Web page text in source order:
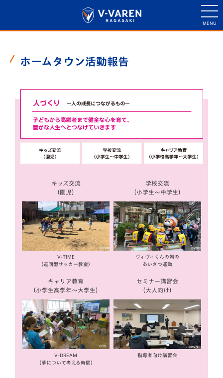
ホームタウン活動報告
キッズ交流
（園児）
V-TIME
（巡回型サッカー教室）
学校交流
（小学生〜中学生）
ヴィヴィくんの朝の
あいさつ運動
キャリア教育
（小学生高学年〜大学生）
V-DREAM
（夢について考える時間）
セミナー講習会
（大人向け）
指導者向け講習会